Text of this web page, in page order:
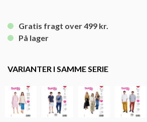
Gratis fragt over 499 kr.
På lager
VARIANTER I SAMME SERIE